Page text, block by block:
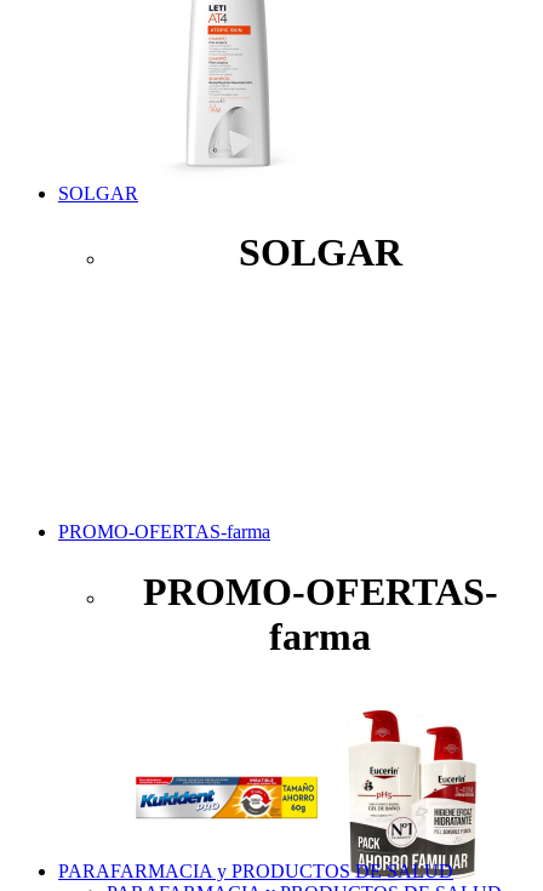
SOLGAR
SOLGAR
PROMO-OFERTAS-farma
PROMO-OFERTAS-
farma
PARAFARMACIA y PRODUCTOS DE SALUD